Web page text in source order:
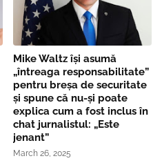
Mike Waltz îşi asumă
„întreaga responsabilitate”
pentru breşa de securitate
și spune că nu-și poate
explica cum a fost inclus în
chat jurnalistul: „Este
jenant”
March 26, 2025